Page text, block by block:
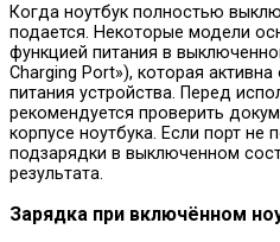
Когда ноутбук полностью
подается. Некоторые модели
функцией питания в
Charging Port»), которая
питания устройства. Перед
рекомендуется проверить
корпусе ноутбука. Если порт
подзарядки в выключенном
результата.
Зарядка при включённом